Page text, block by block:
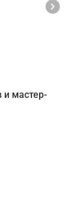
и мастер-